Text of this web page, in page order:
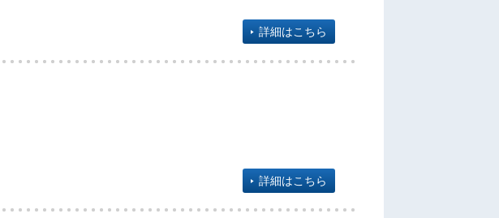
詳細はこちら
詳細はこちら